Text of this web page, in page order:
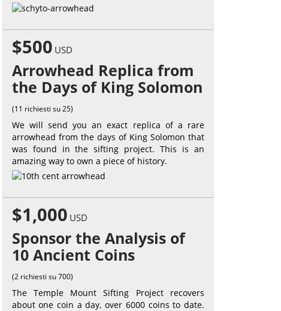
$500 USD
Arrowhead Replica from
the Days of King Solomon
(11 richiesti su 25)
We will send you an exact replica of a rare
arrowhead from the days of King Solomon that
was found in the sifting project. This is an
amazing way to own a piece of history.
$1,000 USD
Sponsor the Analysis of
10 Ancient Coins
(2 richiesti su 700)
The Temple Mount Sifting Project recovers
about one coin a day, over 6000 coins to date.